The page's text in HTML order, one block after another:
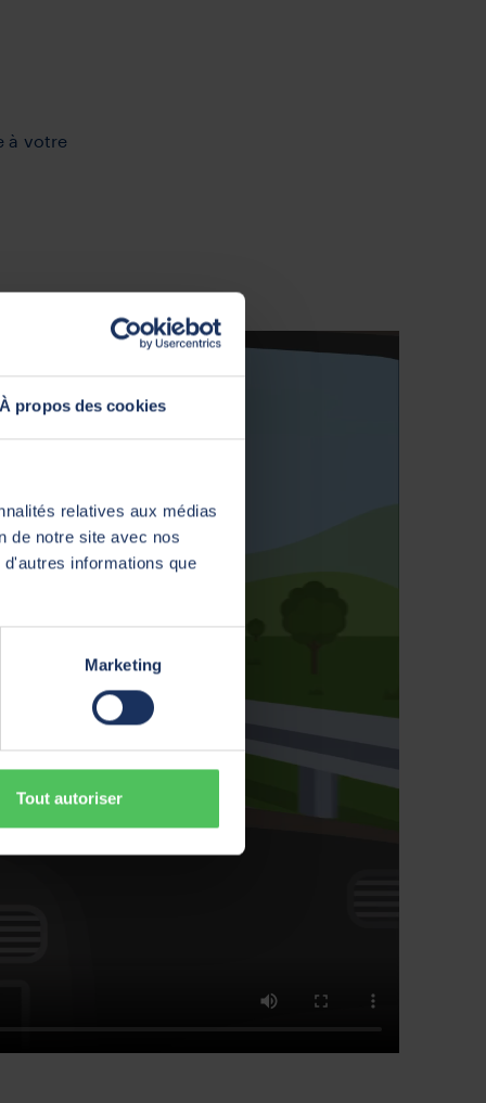
À propos des cookies
relatives aux médias
de notre site avec nos
informations que
Marketing
Tout autoriser
à votre